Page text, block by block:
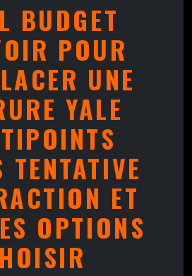
BUDGET
POUR
UNE
YALE
TENTATIVE
ET
OPTIONS